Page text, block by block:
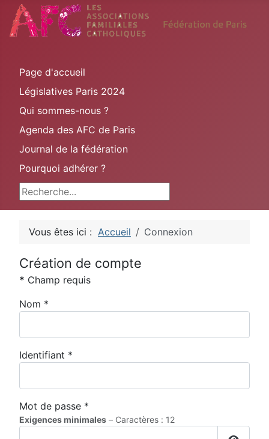
Page d'accueil
Législatives Paris 2024
Qui sommes-nous ?
Agenda des AFC de Paris
Journal de la fédération
Pourquoi adhérer ?
Rechercher
Vous êtes ici : Accueil Connexion
Création de compte
* Champ requis
Nom *
Identifiant *
Mot de passe *
Exigences minimales – Caractères : 12